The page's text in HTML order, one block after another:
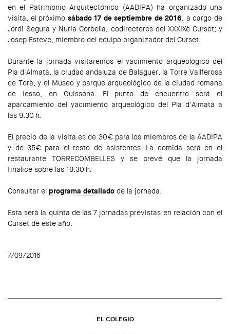
en el Patrimonio Arquitectónico (AADIPA) ha organizado una
visita, el próximo sábado 17 de septiembre de 2016 , a cargo de
Jordi Segura y Nuria Corbella, codirectores del XXXIXè Curset; y
Josep Esteve, miembro del equipo organizador del Curset.
Durante la jornada visitaremos el yacimiento arqueológico del
Pla d'Almatà, la ciudad andaluza de Balaguer, la Torre Vallferosa
de Torà, y el Museo y parque arqueológico de la ciudad romana
de Iesso, en Guissona. El punto de encuentro será el
aparcamiento del yacimiento arqueológico del Pla d'Almatà a
las 9.30 h.
El precio de la visita es de 30€ para los miembros de la AADIPA
y de 35€ para el resto de asistentes. La comida será en el
restaurante TORRECOMBELLES y se prevé que la jornada
finalice sobre las 19.30 h.
Consultar el programa detallado de la jornada.
Esta será la quinta de las 7 jornadas previstas en relación con el
Curset de este año.
7/09/2016
EL COLEGIO